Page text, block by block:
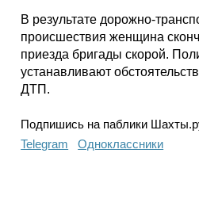
В результате дорожно-
происшествия женщина
приезда бригады скорой.
устанавливают
ДТП.
Подпишись на паблики
Telegram
Одноклассники